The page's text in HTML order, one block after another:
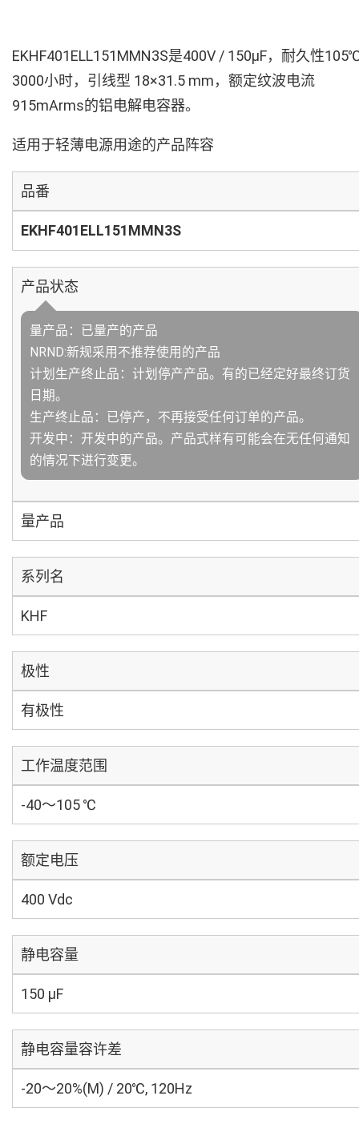
EKHF401ELL151MMN3S是400V / 150µF，耐久性
3000小时，引线型 18×31.5 mm，额定纹波电流
915mArms的铝电解电容器。
适用于轻薄电源用途的产品阵容
品番
EKHF401ELL151MMN3S
产品状态
量产品：已量产的产品
NRND:新规采用不推荐使用的产品
计划生产终止品：计划停产产品。有的已经定好最终订货
日期。
生产终止品：已停产，不再接受任何订单的产品。
开发中：开发中的产品。产品式样有可能会在无任何通知
的情况下进行变更。
量产品
系列名
KHF
极性
有极性
工作温度范围
-40～105 ℃
额定电压
400 Vdc
静电容量
150 µF
静电容量容许差
-20～20%(M) / 20℃, 120Hz